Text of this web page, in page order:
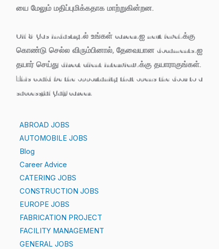
யை மேலும் மதிப்புமிக்கதாக மாற்றுகின்றன.
Oil & Gas industry-ல் உங்கள் career-ஐ next level-க்கு
கொண்டு செல்ல விரும்பினால், தேவையான documents-ஐ
தயார் செய்து direct client interview-க்கு தயாராகுங்கள்.
This could be the opportunity that opens the door to a
successful Gulf career.
ABROAD JOBS
AUTOMOBILE JOBS
Blog
Career Advice
CATERING JOBS
CONSTRUCTION JOBS
EUROPE JOBS
FABRICATION PROJECT
FACILITY MANAGEMENT
GENERAL JOBS